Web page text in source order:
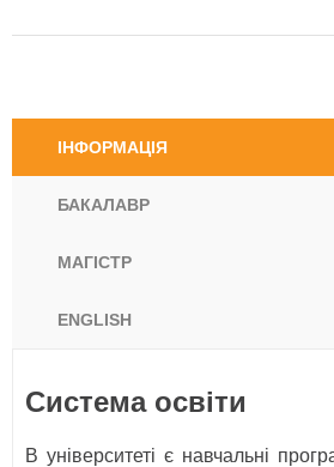
ІНФОРМАЦІЯ
БАКАЛАВР
МАГІСТР
ENGLISH
Система освіти
В університеті є навчальні